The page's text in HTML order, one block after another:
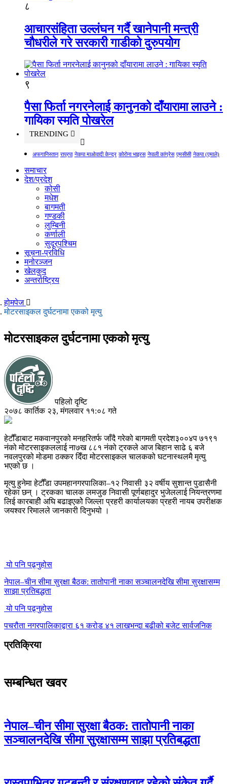
८
आचारसंहिता उल्लंघन गर्दै खानेपानी मन्त्री
चौधरीले गरे सरकारी गाडीको दुरुपयोग
९
पैसा फिर्ता नगरनेलाई कानुनको दाँयारामा लाउने :
गायिका स्‍मृति पोखरेल
TRENDING
अफगानिस्तान राप्रपा नेकपा माओवादी केन्द्र कोरोना भाइरस नेपाली कांग्रेस एमसीसी नेकपा (एमाले)
समाचार
देश/प्रदेश
कोसी
मधेश
बागमती
गण्डकी
लुम्बिनी
कर्णाली
सुदूरपश्चिम
सूचना-प्रविधि
मनोरञ्जन
खेलकुद
अन्तर्राष्ट्रिय
होमपेज
मोटरसाइकल दुर्घटनामा एकको मृत्यु
मोटरसाइकल दुर्घटनामा एकको मृत्यु
पहिलो दृष्टि
२०७८ कार्तिक २३, मंगलवार ११:०८ गते
हेटौँडाबाट मकवानपुरको मनहरितर्फ जाँदै गरेको बागमती प्रदेश३००४प ७१९१
नंको मोटरसाइकललाई ना७ख ८८१ नंको ट्रकले आज बिहान साढे ६ बजे
नवलपुरको मोडमा ठक्कर दिँदा मोटरसाइकल चालकको घटनास्थलमै मृत्यु
भएको छ ।
मृत्यु हुनेमा हेटौँडा उपमहानगरपालिका–१२ निवासी ३२ वर्षीय सुशान्त पुडासैनी
रहेका छन् । ट्रकका चालक लमजुङ निवासी पूर्णबहादुर भुजेललाई नियन्त्रणमा
लिई कारबाहीे अघि बढाइएकोे जिल्ला प्रहरी कार्यालयका प्रहरी नायब उपरीक्षक
जयश्वर रिमालले जानकारी दिनुभयो ।
यो पनि पढ्नुहोस
नेपाल–चीन सीमा सुरक्षा बैठक: तातोपानी नाका सञ्चालनदेखि सीमा सुरक्षासम्म
साझा प्रतिबद्धता
यो पनि पढ्नुहोस
पचरौता नगरपालिकाद्वारा ६१ करोड ४१ लाखभन्दा बढीको बजेट सार्वजनिक
प्रतिक्रिया
सम्बन्धित खवर
नेपाल–चीन सीमा सुरक्षा बैठक: तातोपानी नाका
सञ्चालनदेखि सीमा सुरक्षासम्म साझा प्रतिबद्धता